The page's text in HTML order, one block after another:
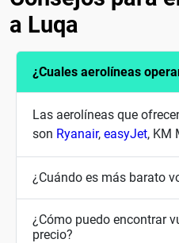
a Luqa
¿Cuales aerolíneas
Las aerolíneas que
son Ryanair, easyJet, KM
¿Cuándo es más barato
¿Cómo puedo encontrar
precio?